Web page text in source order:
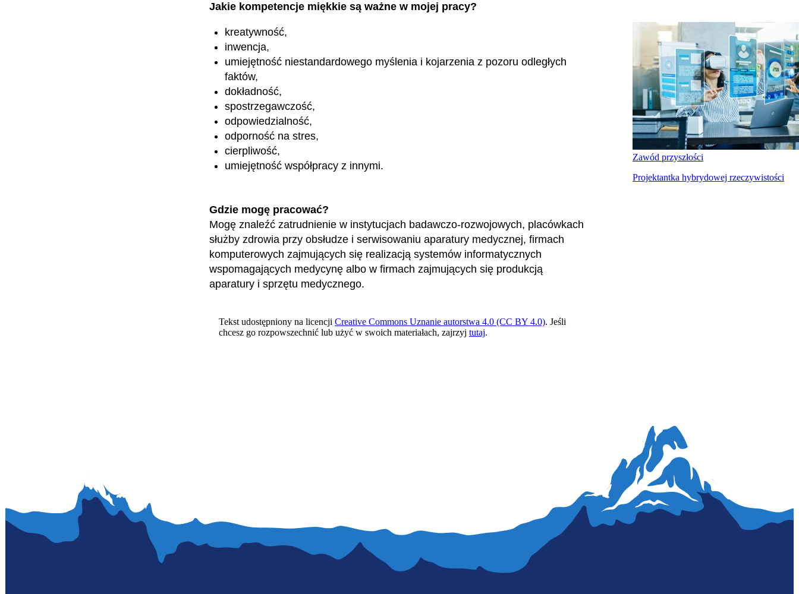
Jakie kompetencje miękkie są ważne w mojej pracy?
kreatywność,
inwencja,
umiejętność niestandardowego myślenia i kojarzenia z pozoru odległych
faktów,
dokładność,
spostrzegawczość,
odpowiedzialność,
odporność na stres,
cierpliwość,
umiejętność współpracy z innymi.
Gdzie mogę pracować?
Mogę znaleźć zatrudnienie w instytucjach badawczo-rozwojowych, placówkach
służby zdrowia przy obsłudze i serwisowaniu aparatury medycznej, firmach
komputerowych zajmujących się realizacją systemów informatycznych
wspomagających medycynę albo w firmach zajmujących się produkcją
aparatury i sprzętu medycznego.
Tekst udostępniony na licencji Creative Commons Uznanie autorstwa 4.0 (CC BY 4.0). Jeśli
chcesz go rozpowszechnić lub użyć w swoich materiałach, zajrzyj tutaj.
Zawód przyszłości
Projektantka hybrydowej rzeczywistości